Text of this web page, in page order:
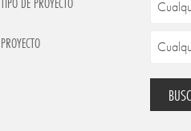
PROYECTO